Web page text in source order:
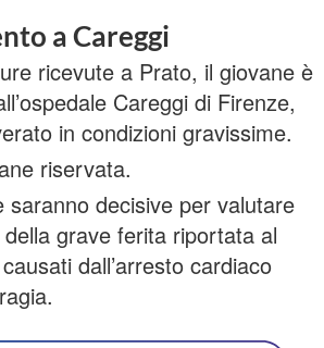
a Careggi
ricevute a Prato, il giovane è
Careggi di Firenze,
in condizioni gravissime.
riservata.
saranno decisive per valutare
grave ferita riportata al
dall’arresto cardiaco